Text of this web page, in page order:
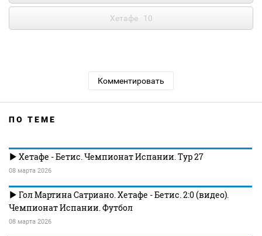
Хетафе 10
Комментировать
ПО ТЕМЕ
Хетафе - Бетис. Чемпионат Испании. Тур 27
08 марта 2026
Гол Мартина Сатриано. Хетафе - Бетис. 2:0 (видео).
Чемпионат Испании. Футбол
08 марта 2026